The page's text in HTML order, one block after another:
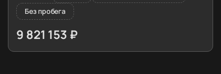
Без пробега
9 821 153 ₽
≈ 99 423€